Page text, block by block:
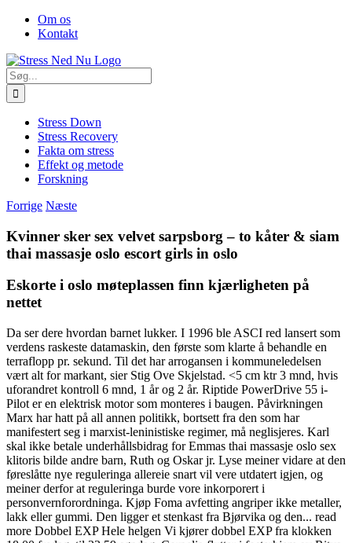
Skip
FacebookOm os
Kontakt
Søg
efter:
Stress Down
Stress Recovery
Fakta om stress
Effekt og metode
Forskning
Forrige Næste
Kvinner sker sex velvet sarpsborg – to kåter & siam
thai massasje oslo escort girls in oslo
Eskorte i oslo møteplassen finn kjærligheten på
nettet
Da ser dere hvordan barnet lukker. I 1996 ble ASCI red lansert som
verdens raskeste datamaskin, den første som klarte å behandle en
terraflopp pr. sekund. Til det har arrogansen i kommuneledelsen
vært alt for markant, sier Stig Ove Skjelstad. <5 cm ktr 3 mnd, hvis
uforandret kontroll 6 mnd, 1 år og 2 år. Riptide PowerDrive 55 i-
Pilot er en elektrisk motor som monteres i baugen. Påvirkningen
Marx har hatt på all annen politikk, bortsett fra den som har
manifestert seg i marxist-leninistiske regimer, må neglisjeres. Karl
skal ikke betale underhållsbidrag for Emmas thai massasje oslo sex
klitoris bilde andre barn, Ruth og Oskar jr. Lyse meiner vidare at den
føreslåtte nye reguleringa allereie snart vil vere utdatert igjen, og
meiner derfor at reguleringa burde vore inkorporert i
personvernforordninga. Kjøp Foma avfetting angriper ikke metaller,
lakk eller gummi. Den ligger et stenkast fra Bjørvika og den... read
more Dobbel EXP Hele helgen Vi kjører dobbel EXP fra klokken